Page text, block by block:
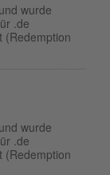
wurde
.de
(Redemption
wurde
.de
(Redemption